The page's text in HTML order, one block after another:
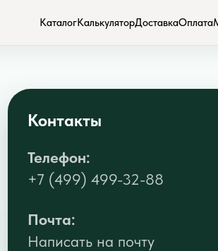
КаталогКалькуляторДоставкаОплата
Контакты
Телефон:
+7 (499) 499-32-88
Почта:
Написать на почту